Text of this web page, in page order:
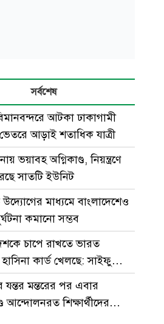
সর্বশেষ
আটকা ঢাকাগামী
আড়াই শতাধিক যাত্রী
ভয়াবহ অগ্নিকাণ্ড, নিয়ন্ত্রণে
সাতটি ইউনিট
উদ্যোগের মাধ্যমে বাংলাদেশেও
কমানো সম্ভব
চাপে রাখতে ভারত
কার্ড খেলছে: সাইফুল
যন্তর মন্তরের পর এবার
আন্দোলনরত শিক্ষার্থীদের